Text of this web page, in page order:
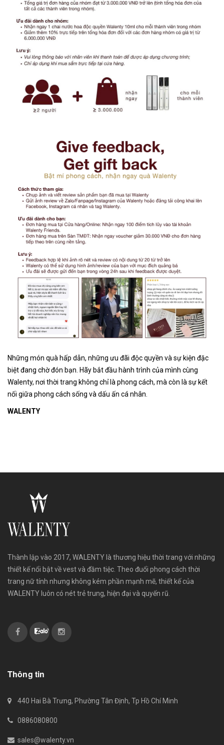
Những món quà hấp dẫn, những ưu đãi độc quyền và sự kiện đặc
biệt đang chờ đón bạn. Hãy bắt đầu hành trình của mình cùng
Walenty, nơi thời trang không chỉ là phong cách, mà còn là sự kết
nối giữa phong cách sống và dấu ấn cá nhân.
WALENTY
Thành lập vào 2017, WALENTY là thương hiệu thời trang với những
thiết kế nổi bật về vest và đầm tiệc. Theo đuổi phong cách thời
trang nữ tính nhưng không kém phần mạnh mẽ, thiết kế của
WALENTY luôn có nét trẻ trung, hiện đại và quyến rũ.
Thông tin
440 Hai Bà Trưng, Phường Tân Định, Tp Hồ Chí Minh
0886080800
sales@walenty.vn